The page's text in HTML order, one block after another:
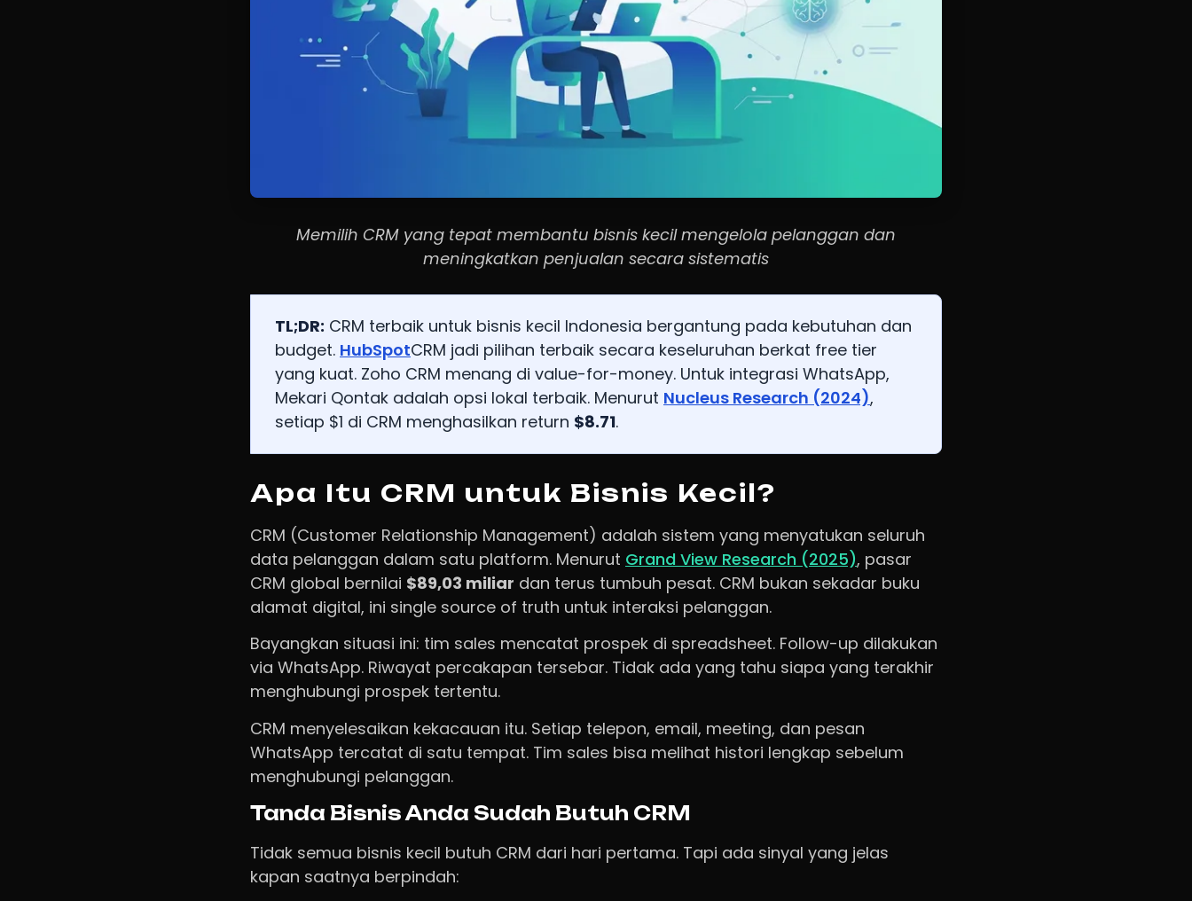
Memilih CRM yang tepat membantu bisnis kecil mengelola pelanggan dan
meningkatkan penjualan secara sistematis
TL;DR: CRM terbaik untuk bisnis kecil Indonesia bergantung pada kebutuhan dan
budget. HubSpotCRM jadi pilihan terbaik secara keseluruhan berkat free tier
yang kuat. Zoho CRM menang di value-for-money. Untuk integrasi WhatsApp,
Mekari Qontak adalah opsi lokal terbaik. Menurut Nucleus Research (2024),
setiap $1 di CRM menghasilkan return $8.71.
Apa Itu CRM untuk Bisnis Kecil?
CRM (Customer Relationship Management) adalah sistem yang menyatukan seluruh
data pelanggan dalam satu platform. Menurut Grand View Research (2025), pasar
CRM global bernilai $89,03 miliar dan terus tumbuh pesat. CRM bukan sekadar buku
alamat digital, ini single source of truth untuk interaksi pelanggan.
Bayangkan situasi ini: tim sales mencatat prospek di spreadsheet. Follow-up dilakukan
via WhatsApp. Riwayat percakapan tersebar. Tidak ada yang tahu siapa yang terakhir
menghubungi prospek tertentu.
CRM menyelesaikan kekacauan itu. Setiap telepon, email, meeting, dan pesan
WhatsApp tercatat di satu tempat. Tim sales bisa melihat histori lengkap sebelum
menghubungi pelanggan.
Tanda Bisnis Anda Sudah Butuh CRM
Tidak semua bisnis kecil butuh CRM dari hari pertama. Tapi ada sinyal yang jelas
kapan saatnya berpindah: